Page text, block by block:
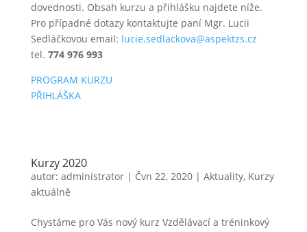
dovednosti. Obsah kurzu a přihlášku najdete níže.
Pro případné dotazy kontaktujte paní Mgr. Lucii
Sedláčkovou email: lucie.sedlackova@aspektzs.cz
tel. 774 976 993
PROGRAM KURZU
PŘIHLÁŠKA
Kurzy 2020
autor: administrator| Čvn 22, 2020| Aktuality, Kurzy
aktuálně
Chystáme pro Vás nový kurz Vzdělávací a tréninkový